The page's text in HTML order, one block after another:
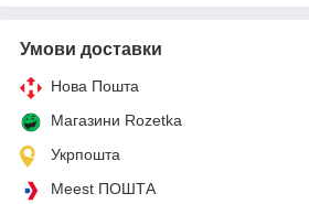
Умови доставки
Нова Пошта
Магазини Rozetka
Укрпошта
Meest ПОШТА